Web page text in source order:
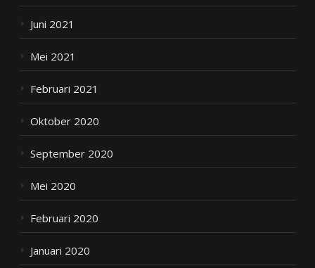
Juni 2021
Mei 2021
Februari 2021
Oktober 2020
September 2020
Mei 2020
Februari 2020
Januari 2020